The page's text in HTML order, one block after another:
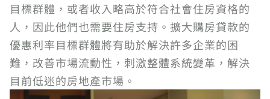
目標群體，或者收入略高於符合社會住房資格的
人，因此他們也需要住房支持。擴大購房貸款的
優惠利率目標群體將有助於解決許多企業的困
難，改善市場流動性，刺激整體系統變革，解決
目前低迷的房地產市場。